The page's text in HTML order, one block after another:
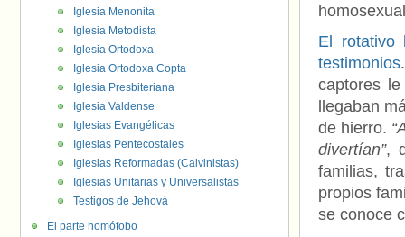
El rotativo
testimonios
captores
llegaban
de hierro.
divertían”,
familias,
propios
se conoce
Iglesia Menonita
Iglesia Metodista
Iglesia Ortodoxa
Iglesia Ortodoxa Copta
Iglesia Presbiteriana
Iglesia Valdense
Iglesias Evangélicas
Iglesias Pentecostales
Iglesias Reformadas (Calvinistas)
Iglesias Unitarias y Universalistas
Testigos de Jehová
El parte homófobo